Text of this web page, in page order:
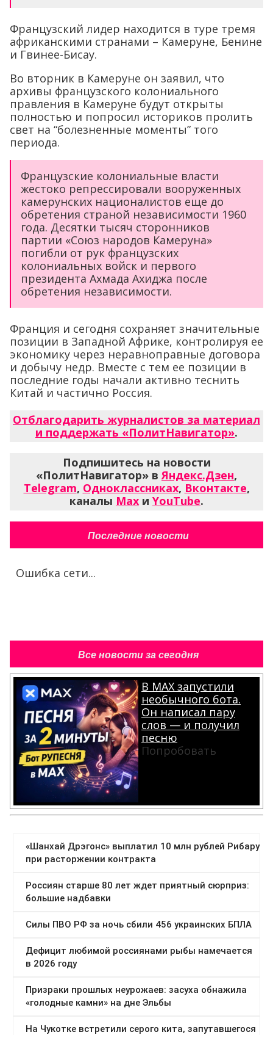
Французский лидер находится в туре тремя
африканскими странами – Камеруне, Бенине
и Гвинее-Бисау.
Во вторник в Камеруне он заявил, что
архивы французского колониального
правления в Камеруне будут открыты
полностью и попросил историков пролить
свет на “болезненные моменты” того
периода.
Французские колониальные власти
жестоко репрессировали вооруженных
камерунских националистов еще до
обретения страной независимости 1960
года. Десятки тысяч сторонников
партии «Союз народов Камеруна»
погибли от рук французских
колониальных войск и первого
президента Ахмада Ахиджа после
обретения независимости.
Франция и сегодня сохраняет значительные
позиции в Западной Африке, контролируя ее
экономику через неравноправные договора
и добычу недр. Вместе с тем ее позиции в
последние годы начали активно теснить
Китай и частично Россия.
Отблагодарить журналистов за материал
и поддержать «ПолитНавигатор».
Подпишитесь на новости
«ПолитНавигатор» вЯндекс.Дзен,
Telegram, Одноклассниках, Вконтакте,
каналы Max и YouTube.
Последние новости
Ошибка сети...
Все новости за сегодня
В MAX запустили
необычного бота.
Он написал пару
слов — и получил
песню
Попробовать